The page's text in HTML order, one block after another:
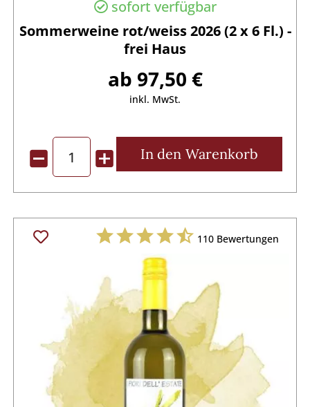
sofort verfügbar
Sommerweine rot/weiss 2026 (2 x 6 Fl.) -
frei Haus
ab 97,50 €
inkl. MwSt.
In den Warenkorb
110Bewertungen